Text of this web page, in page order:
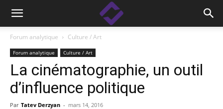
Forum analytique Culture / Art
Forum analytique Culture / Art
La cinématographie, un outil
d’influence politique
Par Tatev Derzyan - mars 14, 2016